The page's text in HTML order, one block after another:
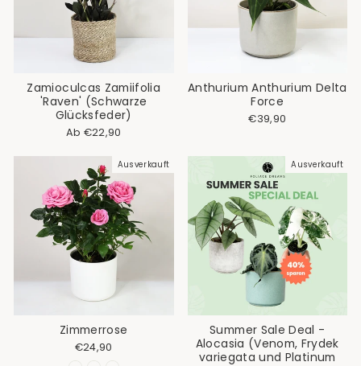
Zamioculcas Zamiifolia
'Raven' (Schwarze
Glücksfeder)
Ab €22,90
Anthurium Anthurium Delta
Force
€39,90
Ausverkauft
Zimmerrose
Normaler
Sonderpreis
€24,90
Ausverkauft
Summer Sale Deal -
Alocasia (Venom, Frydek
variegata und Platinum